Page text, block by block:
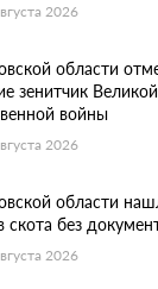
2026
области
зенитчик Великой
войны
2026
области
скота без
2026